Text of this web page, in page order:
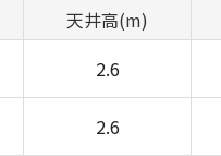
天井高(m)
2.6
2.6